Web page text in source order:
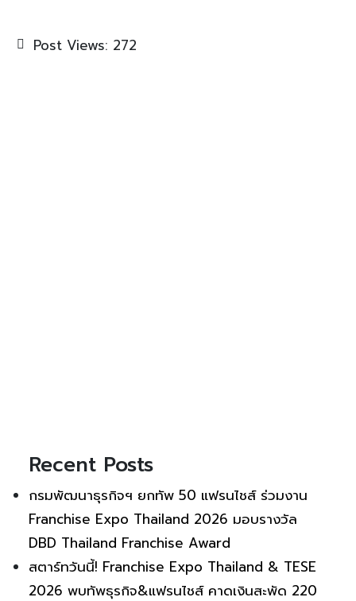
Post Views: 272
Recent Posts
กรมพัฒนาธุรกิจฯ ยกทัพ 50 แฟรนไชส์ ร่วมงาน
Franchise Expo Thailand 2026 มอบรางวัล
DBD Thailand Franchise Award
สตาร์ทวันนี้! Franchise Expo Thailand & TESE
2026 พบทัพธุรกิจ&แฟรนไชส์ คาดเงินสะพัด 220